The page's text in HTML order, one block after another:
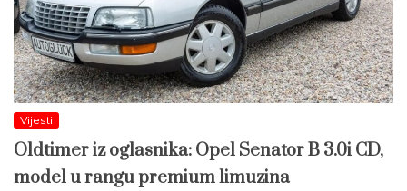
Vijesti
Oldtimer iz oglasnika: Opel Senator B 3.0i CD,
model u rangu premium limuzina